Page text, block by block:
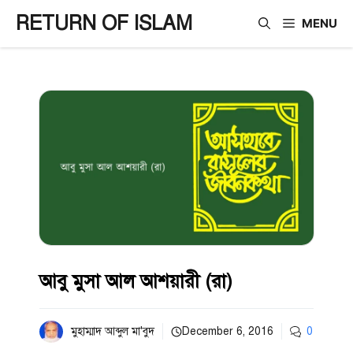
content
RETURN OF ISLAM MENU
আবু মুসা আল আশয়ারী (রা)
মুহাম্মাদ আব্দুল মা'বুদ December 6, 2016 0